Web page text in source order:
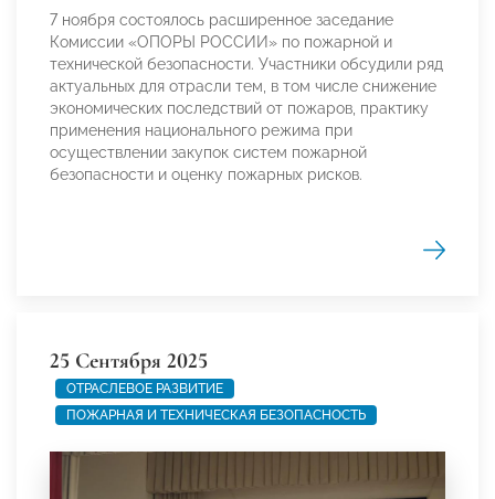
7 ноября состоялось расширенное заседание
Комиссии «ОПОРЫ РОССИИ» по пожарной и
технической безопасности. Участники обсудили ряд
актуальных для отрасли тем, в том числе снижение
экономических последствий от пожаров, практику
применения национального режима при
осуществлении закупок систем пожарной
безопасности и оценку пожарных рисков.
25 Сентября 2025
ОТРАСЛЕВОЕ РАЗВИТИЕ
ПОЖАРНАЯ И ТЕХНИЧЕСКАЯ БЕЗОПАСНОСТЬ